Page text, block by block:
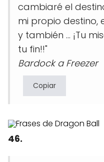
cambiaré el
mi propio destino,
y también ... ¡Tu
tu fin!!"
Bardock a Freezer
Copiar
46.